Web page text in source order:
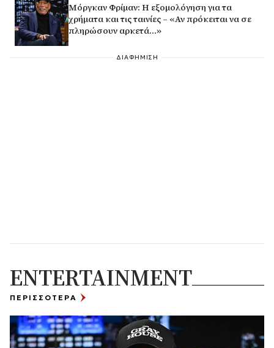
Μόργκαν Φρίμαν: Η εξομολόγηση για τα
χρήματα και τις ταινίες – «Αν πρόκειται να σε
πληρώσουν αρκετά…»
ΔΙΑΦΗΜΙΣΗ
ENTERTAINMENT
ΠΕΡΙΣΣΟΤΕΡΑ